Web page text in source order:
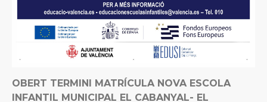
OBERT TERMINI MATRÍCULA NOVA ESCOLA
INFANTIL MUNICIPAL EL CABANYAL- EL